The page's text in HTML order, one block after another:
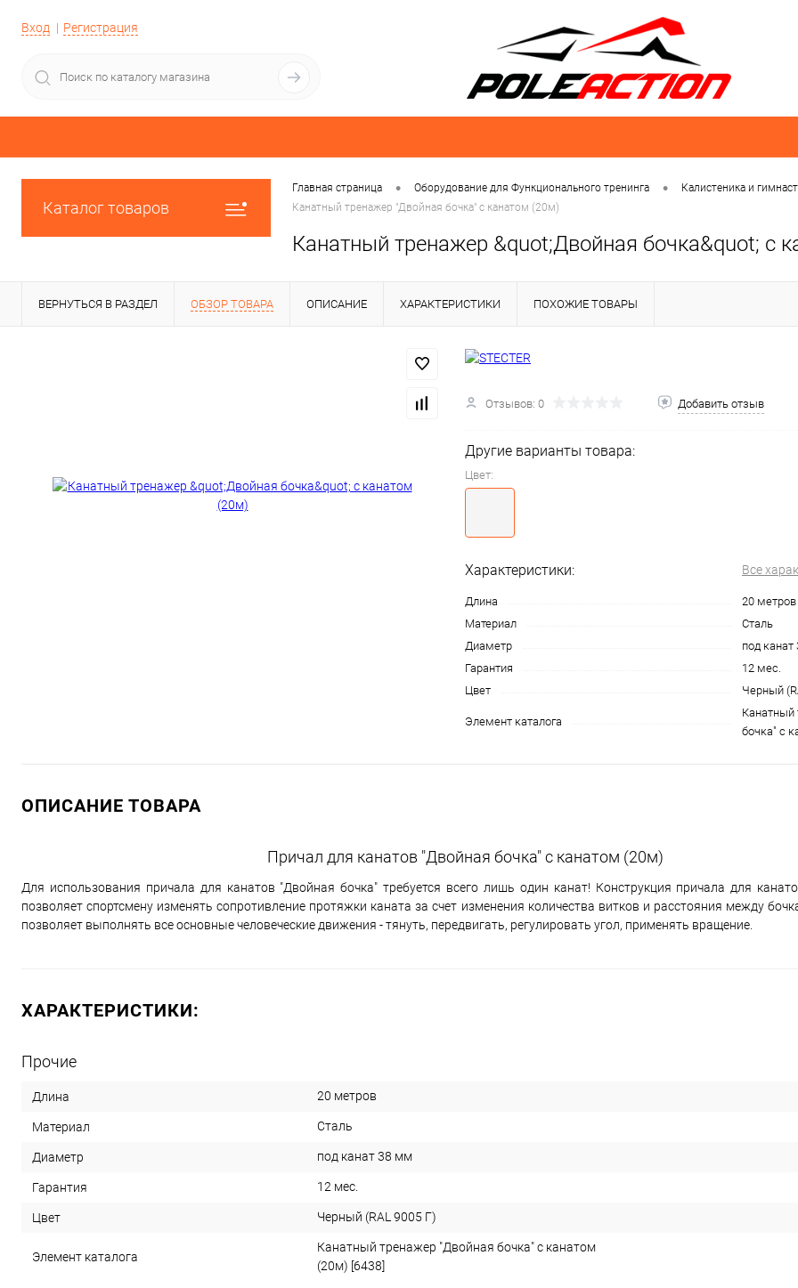
Вход Регистрация
Каталог товаров
Главная страница • Оборудование для Функционального тренинга • Калистеника и
Канатный тренажер "Двойная бочка" с канатом (20м)
Канатный тренажер &quot;Двойная бочка&quot; с
ВЕРНУТЬСЯ В РАЗДЕЛ ОБЗОР ТОВАРА ОПИСАНИЕ ХАРАКТЕРИСТИКИ ПОХОЖИЕ ТОВАРЫ
Отзывов: 0 Добавить отзыв
Другие варианты товара:
Цвет:
Характеристики: Все
Длина
20 метров
Материал
Сталь
Диаметр
под
Гарантия
12 мес.
Цвет
Черный
Элемент каталога
Канатный
бочка" с
ОПИСАНИЕ ТОВАРА
Причал для канатов "Двойная бочка" с канатом (20м)
Для использования причала для канатов "Двойная бочка" требуется всего лишь один канат! Конструкция причала для
позволяет спортсмену изменять сопротивление протяжки каната за счет изменения количества витков и расстояния между
позволяет выполнять все основные человеческие движения - тянуть, передвигать, регулировать угол, применять вращение.
ХАРАКТЕРИСТИКИ:
Прочие
Длина 20 метров
Материал Сталь
Диаметр под канат 38 мм
Гарантия 12 мес.
Цвет Черный (RAL 9005 Г)
Элемент каталога
Канатный тренажер "Двойная бочка" с канатом
(20м) [6438]